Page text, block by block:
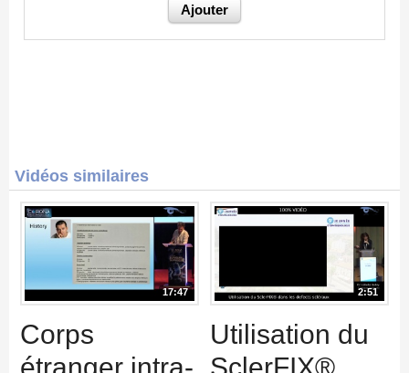
Vidéos similaires
17:47
Corps
2:51
Utilisation du